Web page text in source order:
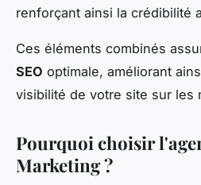
renforçant ainsi la crédibilité
Ces éléments combinés
SEO optimale, améliorant
visibilité de votre site sur les
Pourquoi choisir
Marketing ?